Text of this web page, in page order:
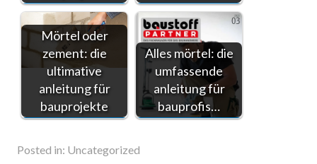
Mörtel oder
zement: die
ultimative
anleitung für
bauprojekte
Alles mörtel: die
umfassende
anleitung für
bauprofis…
Posted in: Uncategorized